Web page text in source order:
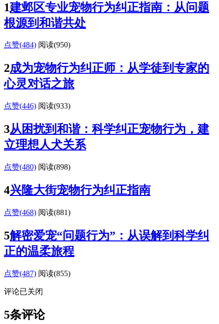
1建邺区专业宠物行为纠正指南：从问题
根源到和谐共处
点赞(484) 阅读(950)
2成为宠物行为纠正师：从学徒到专家的
心灵对话之旅
点赞(446) 阅读(933)
3从困扰到和谐：科学纠正宠物行为，建
立理想人犬关系
点赞(480) 阅读(898)
4兴隆大街宠物行为纠正指南
点赞(468) 阅读(881)
5解密爱宠“问题行为”：从误解到科学纠
正的温柔旅程
点赞(487) 阅读(855)
评论已关闭
5条评论